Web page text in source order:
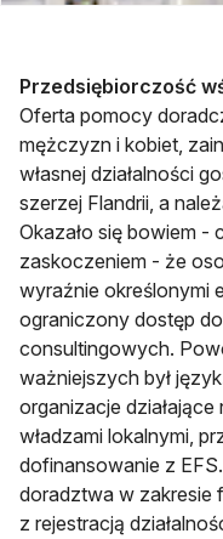
Przedsiębiorczość
Oferta pomocy
mężczyzn i kobiet,
własnej działalności
szerzej Flandrii, a
Okazało się bowiem -
zaskoczeniem - że
wyraźnie określonymi
ograniczony dostęp
consultingowych.
ważniejszych był
organizacje
władzami lokalnymi,
dofinansowanie z
doradztwa w zakresie
z rejestracją